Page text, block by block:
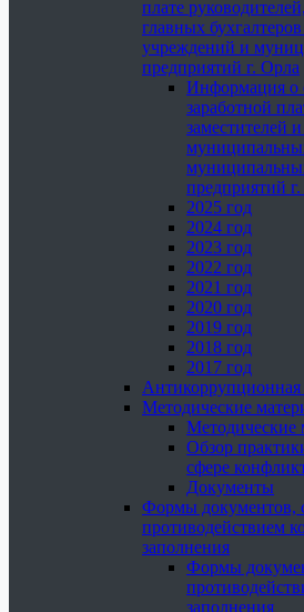
плате
главных
учреждений и
предприятий г. Орла
Информация о
заработной
заместителей
предприятий
2025 год
2024 год
2023 год
2022 год
2021 год
2020 год
2019 год
2018 год
2017 год
Антикоррупционная
Методические
Методические
Обзор
сфере
Документы
Формы документов,
противодействием
заполнения
Формы
заполнения